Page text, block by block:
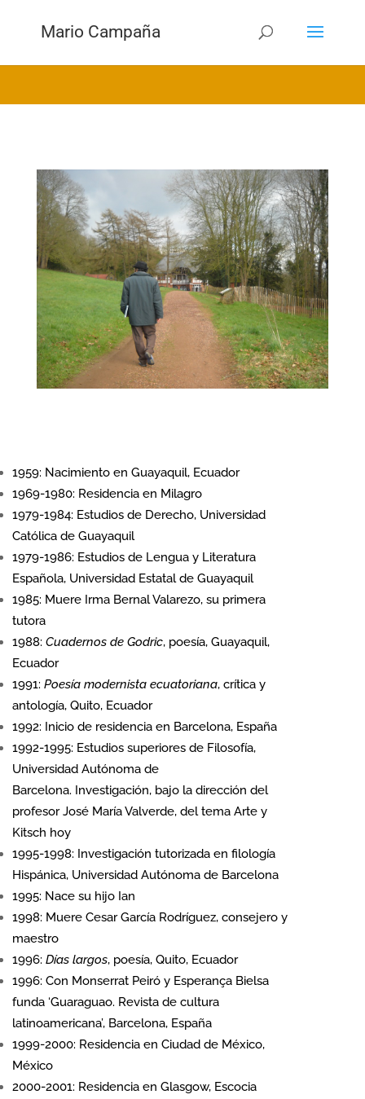
Mario Campaña
1959: Nacimiento en Guayaquil, Ecuador
1969-1980: Residencia en Milagro
1979-1984: Estudios de Derecho, Universidad
Católica de Guayaquil
1979-1986: Estudios de Lengua y Literatura
Española, Universidad Estatal de Guayaquil
1985: Muere Irma Bernal Valarezo, su primera
tutora
1988: Cuadernos de Godric, poesía, Guayaquil,
Ecuador
1991: Poesía modernista ecuatoriana, crítica y
antología, Quito, Ecuador
1992: Inicio de residencia en Barcelona, España
1992-1995: Estudios superiores de Filosofía,
Universidad Autónoma de
Barcelona. Investigación, bajo la dirección del
profesor José María Valverde, del tema Arte y
Kitsch hoy
1995-1998: Investigación tutorizada en filología
Hispánica, Universidad Autónoma de Barcelona
1995: Nace su hijo Ian
1998: Muere Cesar García Rodríguez, consejero y
maestro
1996: Días largos, poesía, Quito, Ecuador
1996: Con Monserrat Peiró y Esperança Bielsa
funda ‘Guaraguao. Revista de cultura
latinoamericana’, Barcelona, España
1999-2000: Residencia en Ciudad de México,
México
2000-2001: Residencia en Glasgow, Escocia